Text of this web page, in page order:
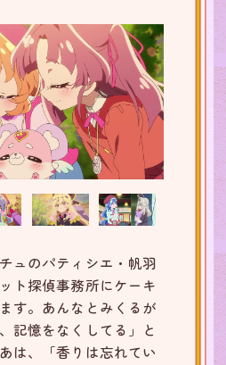
ュのパティシエ・帆羽
ト探偵事務所にケーキ
す。あんなとみくるが
記憶をなくしてる」と
は、「香りは忘れてい